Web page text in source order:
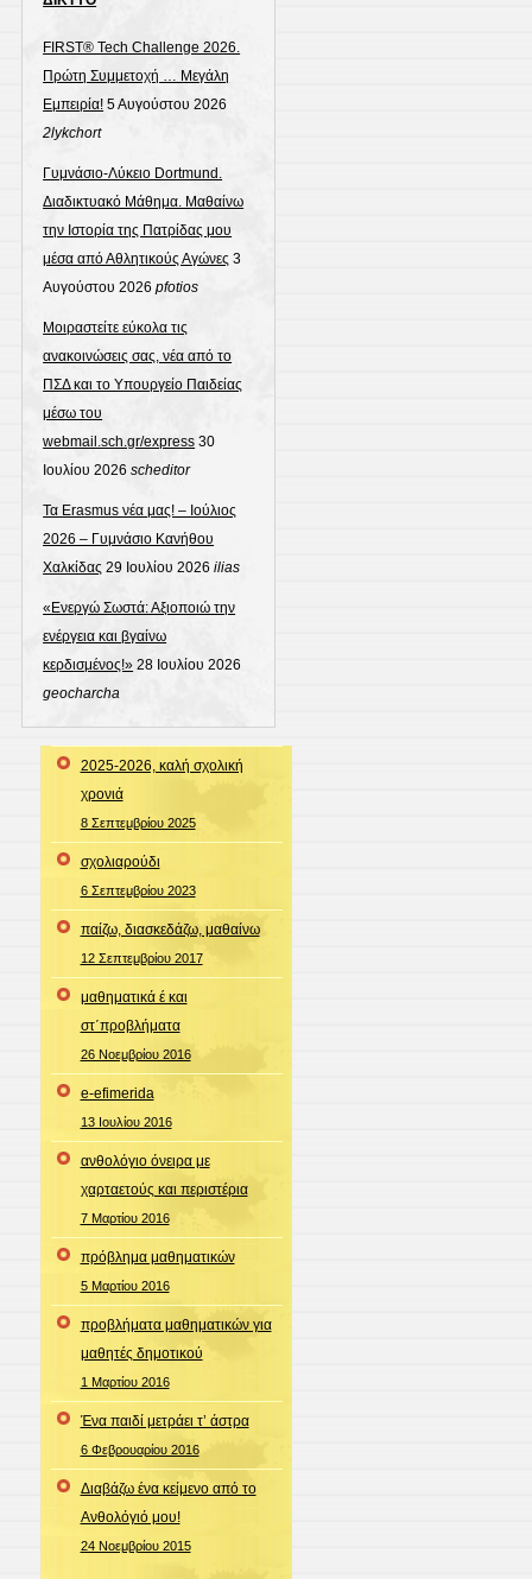
FIRST® Tech Challenge 2026.
Πρώτη Συμμετοχή … Μεγάλη
Εμπειρία! 5 Αυγούστου 2026
2lykchort
Γυμνάσιο-Λύκειο Dortmund.
Διαδικτυακό Μάθημα. Μαθαίνω
την Ιστορία της Πατρίδας μου
μέσα από Αθλητικούς Αγώνες 3
Αυγούστου 2026 pfotios
Μοιραστείτε εύκολα τις
ανακοινώσεις σας, νέα από το
ΠΣΔ και το Υπουργείο Παιδείας
μέσω του
webmail.sch.gr/express 30
Ιουλίου 2026 scheditor
Τα Erasmus νέα μας! – Ιούλιος
2026 – Γυμνάσιο Κανήθου
Χαλκίδας 29 Ιουλίου 2026 ilias
«Ενεργώ Σωστά: Αξιοποιώ την
ενέργεια και βγαίνω
κερδισμένος!» 28 Ιουλίου 2026
geocharcha
2025-2026, καλή σχολική
χρονιά
8 Σεπτεμβρίου 2025
σχολιαρούδι
6 Σεπτεμβρίου 2023
παίζω, διασκεδάζω, μαθαίνω
12 Σεπτεμβρίου 2017
μαθηματικά έ και
στ΄προβλήματα
26 Νοεμβρίου 2016
e-efimerida
13 Ιουλίου 2016
ανθολόγιο όνειρα με
χαρταετούς και περιστέρια
7 Μαρτίου 2016
πρόβλημα μαθηματικών
5 Μαρτίου 2016
προβλήματα μαθηματικών για
μαθητές δημοτικού
1 Μαρτίου 2016
Ένα παιδί μετράει τ’ άστρα
6 Φεβρουαρίου 2016
Διαβάζω ένα κείμενο από το
Ανθολόγιό μου!
24 Νοεμβρίου 2015